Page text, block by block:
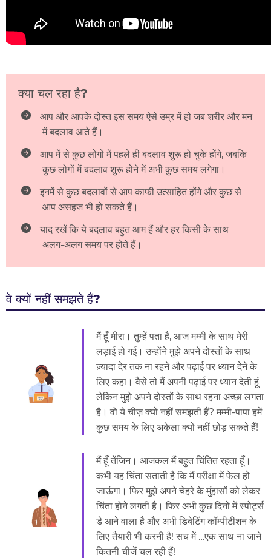
क्या चल रहा है?
आप और आपके दोस्त इस समय ऐसे उम्र में हो जब शरीर और मन
में बदलाव आते हैं।
आप में से कुछ लोगों में पहले ही बदलाव शुरू हो चुके होंगे, जबकि
कुछ लोगों में बदलाव शुरू होने में अभी कुछ समय लगेगा।
इनमें से कुछ बदलावों से आप काफी उत्साहित होंगे और कुछ से
आप असहज भी हो सकते हैं।
याद रखें कि ये बदलाव बहुत आम हैं और हर किसी के साथ
अलग-अलग समय पर होते हैं।
वे क्यों नहीं समझते हैं?
मैं हूँ मीरा। तुम्हें पता है, आज मम्मी के साथ मेरी
लड़ाई हो गई। उन्होंने मुझे अपने दोस्तों के साथ
ज़्यादा देर तक ना रहने और पढ़ाई पर ध्यान देने के
लिए कहा। वैसे तो मैं अपनी पढ़ाई पर ध्यान देती हूं
लेकिन मुझे अपने दोस्तों के साथ रहना अच्छा लगता
है। वो ये चीज़ क्यों नहीं समझती हैं? मम्मी-पापा हमें
कुछ समय के लिए अकेला क्यों नहीं छोड़ सकते हैं!
मैं हूँ तेंजिन। आजकल मैं बहुत चिंतित रहता हूँ।
कभी यह चिंता सताती है कि मैं परीक्षा में फेल हो
जाऊंगा। फिर मुझे अपने चेहरे के मुंहासों को लेकर
चिंता होने लगती है। फिर अभी कुछ दिनों में स्पोर्ट्स
डे आने वाला है और अभी डिबेटिंग कॉम्पीटीशन के
लिए तैयारी भी करनी है! सच में …एक साथ ना जाने
कितनी चीजें चल रही हैं!